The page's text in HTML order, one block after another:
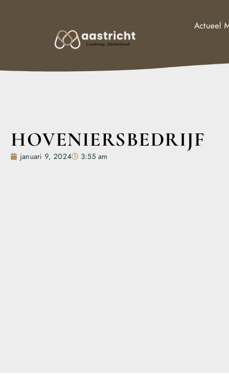
Actueel
HOVENIERSBEDRIJF
januari 9, 2024 3:55 am